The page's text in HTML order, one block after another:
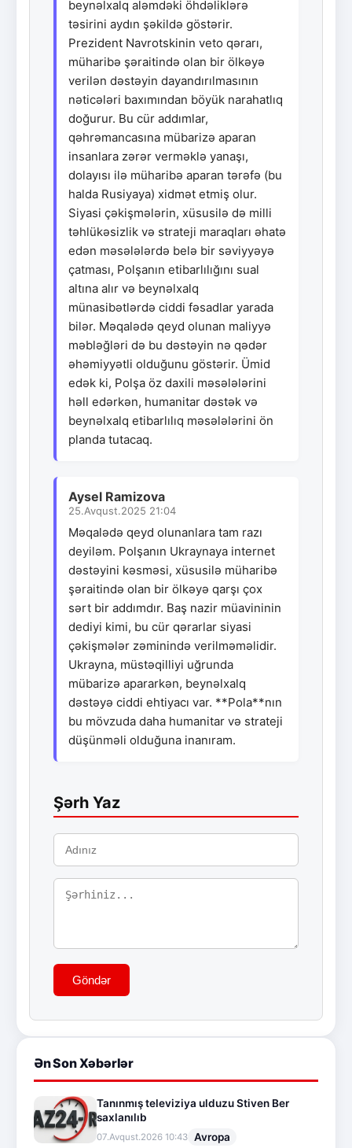
beynəlxalq aləmdəki öhdəliklərə
təsirini aydın şəkildə göstərir.
Prezident Navrotskinin veto qərarı,
müharibə şəraitində olan bir ölkəyə
verilən dəstəyin dayandırılmasının
nəticələri baxımından böyük narahatlıq
doğurur. Bu cür addımlar,
qəhrəmancasına mübarizə aparan
insanlara zərər verməklə yanaşı,
dolayısı ilə müharibə aparan tərəfə (bu
halda Rusiyaya) xidmət etmiş olur.
Siyasi çəkişmələrin, xüsusilə də milli
təhlükəsizlik və strateji maraqları əhatə
edən məsələlərdə belə bir səviyyəyə
çatması, Polşanın etibarlılığını sual
altına alır və beynəlxalq
münasibətlərdə ciddi fəsadlar yarada
bilər. Məqalədə qeyd olunan maliyyə
məbləğləri də bu dəstəyin nə qədər
əhəmiyyətli olduğunu göstərir. Ümid
edək ki, Polşa öz daxili məsələlərini
həll edərkən, humanitar dəstək və
beynəlxalq etibarlılıq məsələlərini ön
planda tutacaq.
Aysel Ramizova
25.Avqust.2025 21:04
Məqalədə qeyd olunanlara tam razı
deyiləm. Polşanın Ukraynaya internet
dəstəyini kəsməsi, xüsusilə müharibə
şəraitində olan bir ölkəyə qarşı çox
sərt bir addımdır. Baş nazir müavininin
dediyi kimi, bu cür qərarlar siyasi
çəkişmələr zəminində verilməməlidir.
Ukrayna, müstəqilliyi uğrunda
mübarizə apararkən, beynəlxalq
dəstəyə ciddi ehtiyacı var. **Pola**nın
bu mövzuda daha humanitar və strateji
düşünməli olduğuna inanıram.
Şərh Yaz
Göndər
Ən Son Xəbərlər
Tanınmış televiziya ulduzu Stiven Ber
saxlanılıb
07.Avqust.2026 10:43 Avropa